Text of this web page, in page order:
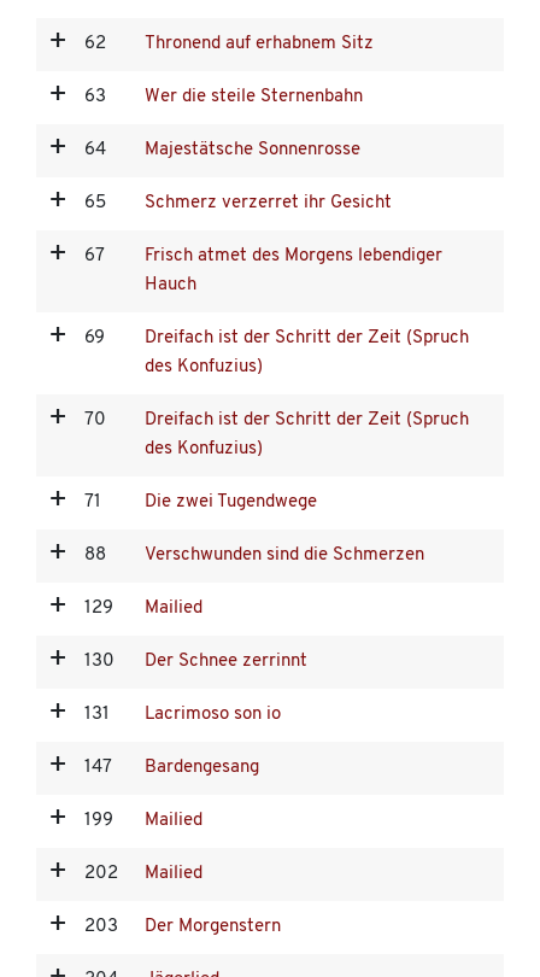
62 Thronend auf erhabnem Sitz
63 Wer die steile Sternenbahn
64 Majestätsche Sonnenrosse
65 Schmerz verzerret ihr Gesicht
67
Frisch atmet des Morgens lebendiger
Hauch
69
Dreifach ist der Schritt der Zeit (Spruch
des Konfuzius)
70
Dreifach ist der Schritt der Zeit (Spruch
des Konfuzius)
71 Die zwei Tugendwege
88 Verschwunden sind die Schmerzen
129 Mailied
130 Der Schnee zerrinnt
131 Lacrimoso son io
147 Bardengesang
199 Mailied
202 Mailied
203 Der Morgenstern